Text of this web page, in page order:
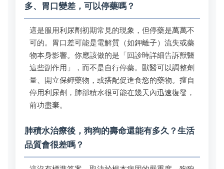
多、胃口變差，可以停藥嗎？
這是服用利尿劑初期常見的現象，但停藥是萬萬不
可的。胃口差可能是電解質（如鉀離子）流失或藥
物本身影響。你應該做的是「回診時詳細告訴獸醫
這些副作用」，而不是自行停藥。獸醫可以調整劑
量、開立保鉀藥物，或搭配促進食慾的藥物。擅自
停用利尿劑，肺部積水很可能在幾天內迅速復發，
前功盡棄。
肺積水治療後，狗狗的壽命還能有多久？生活
品質會很差嗎？